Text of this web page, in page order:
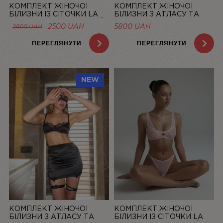
КОМПЛЕКТ ЖІНОЧОЇ
БІЛИЗНИ ІЗ СІТОЧКИ LA
DOLCE VITA ЛОСОСЕВИЙ |
LINIYA
2800UAH
ОРИГІНАЛЬНА
2800 UAH.
2500 UAHПОТОЧНА
ЦІНА:
2500 UAH.
ПЕРЕГЛЯНУТИ
КОМПЛЕКТ ЖІНОЧОЇ
БІЛИЗНИ З АТЛАСУ ТА
МЕРЕЖИВА “LA ROSÉE” ЗІ
СПІДНИЦЕЮ — LINIYA
5800 UAH
ПЕРЕГЛЯНУТИ
NEW
КОМПЛЕКТ ЖІНОЧОЇ
БІЛИЗНИ З АТЛАСУ ТА
КОМПЛЕКТ ЖІНОЧОЇ
БІЛИЗНИ ІЗ СІТОЧКИ LA